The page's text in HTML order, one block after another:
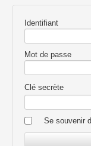
Identifiant
Mot de passe
Clé secrète
Se souvenir